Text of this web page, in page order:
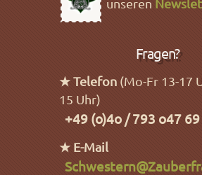
unseren
Fragen?
★ Telefon (Mo-Fr 13-17
15 Uhr)
+49 (o)4o / 793 o47 69
★ E-Mail